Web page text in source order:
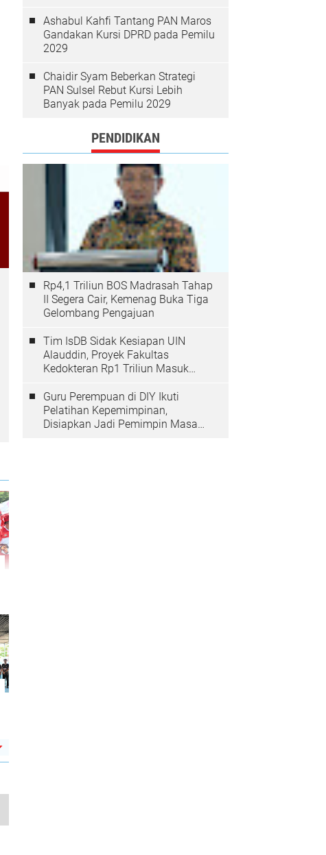
Ashabul Kahfi Tantang PAN Maros
Gandakan Kursi DPRD pada Pemilu
2029
Chaidir Syam Beberkan Strategi
PAN Sulsel Rebut Kursi Lebih
Banyak pada Pemilu 2029
PENDIDIKAN
Rp4,1 Triliun BOS Madrasah Tahap
II Segera Cair, Kemenag Buka Tiga
Gelombang Pengajuan
Tim IsDB Sidak Kesiapan UIN
Alauddin, Proyek Fakultas
Kedokteran Rp1 Triliun Masuk
Guru Perempuan di DIY Ikuti
Pelatihan Kepemimpinan,
Disiapkan Jadi Pemimpin Masa